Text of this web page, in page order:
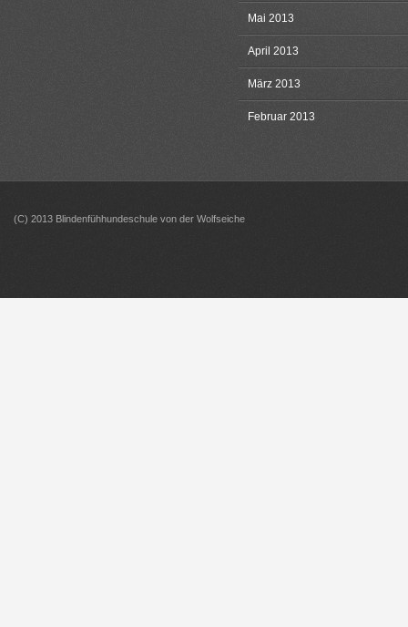
Mai 2013
April 2013
März 2013
Februar 2013
(C) 2013 Blindenfühhundeschule von der Wolfseiche